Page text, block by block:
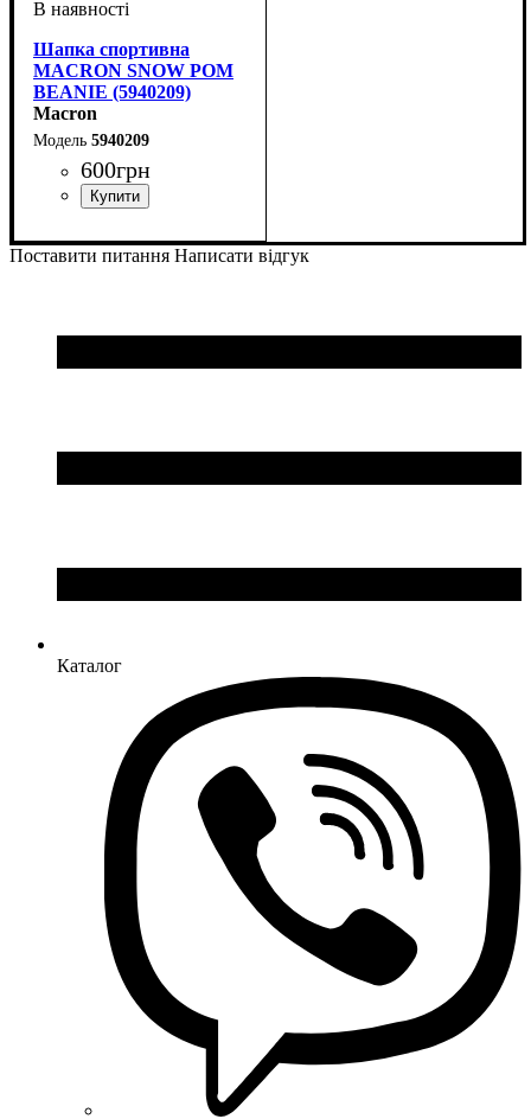
Шапка спортивна
MACRON SNOW POM
BEANIE (5940209)
Macron
5940209
600грн
Поставити питання Написати відгук
Каталог